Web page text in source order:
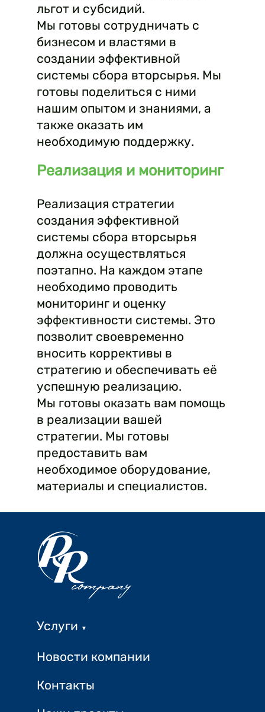
льгот и субсидий.
Мы готовы сотрудничать с
бизнесом и властями в
создании эффективной
системы сбора вторсырья. Мы
готовы поделиться с ними
нашим опытом и знаниями, а
также оказать им
необходимую поддержку.
Реализация и мониторинг
Реализация стратегии
создания эффективной
системы сбора вторсырья
должна осуществляться
поэтапно. На каждом этапе
необходимо проводить
мониторинг и оценку
эффективности системы. Это
позволит своевременно
вносить коррективы в
стратегию и обеспечивать её
успешную реализацию.
Мы готовы оказать вам помощь
в реализации вашей
стратегии. Мы готовы
предоставить вам
необходимое оборудование,
материалы и специалистов.
Услуги ▼
Новости компании
Контакты